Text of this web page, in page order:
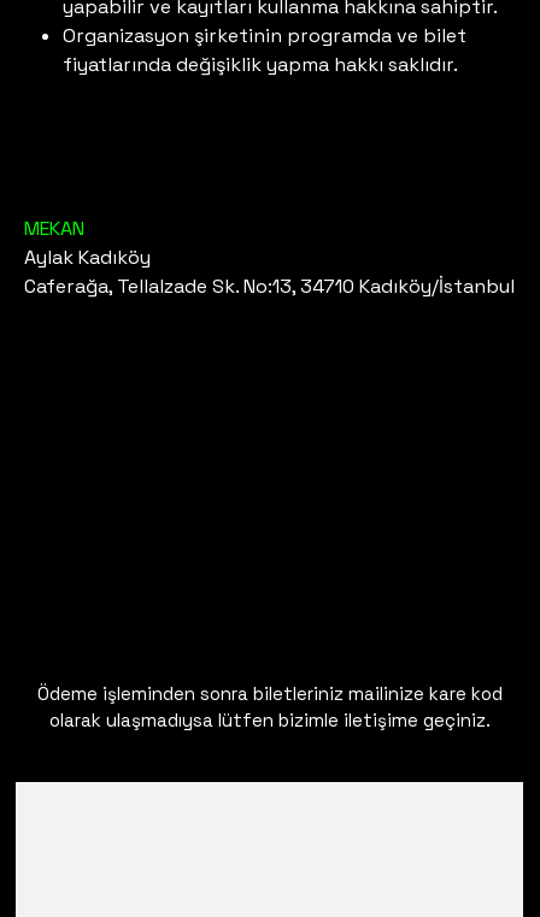
yapabilir ve kayıtları kullanma hakkına sahiptir.
Organizasyon şirketinin programda ve bilet
fiyatlarında değişiklik yapma hakkı saklıdır.
MEKAN
Aylak Kadıköy
Caferağa, Tellalzade Sk. No:13, 34710 Kadıköy/İstanbul
Ödeme işleminden sonra biletleriniz mailinize kare kod
olarak ulaşmadıysa lütfen bizimle iletişime geçiniz.